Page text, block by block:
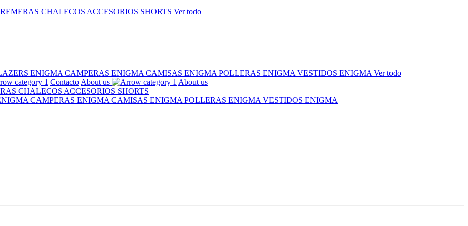
REMERAS CHALECOS ACCESORIOS SHORTS Ver todo
ENIGMA CAMPERAS ENIGMA CAMISAS ENIGMA POLLERAS ENIGMA VESTIDOS ENIGMA Ver todo
Contacto About us
About us
CHALECOS ACCESORIOS SHORTS
CAMPERAS ENIGMA CAMISAS ENIGMA POLLERAS ENIGMA VESTIDOS ENIGMA